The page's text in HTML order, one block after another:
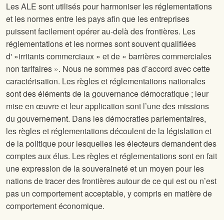
Les ALE sont utilisés pour harmoniser les réglementations
et les normes entre les pays afin que les entreprises
puissent facilement opérer au-delà des frontières. Les
réglementations et les normes sont souvent qualifiées
d' »irritants commerciaux » et de « barrières commerciales
non tarifaires ». Nous ne sommes pas d’accord avec cette
caractérisation. Les règles et réglementations nationales
sont des éléments de la gouvernance démocratique ; leur
mise en œuvre et leur application sont l’une des missions
du gouvernement. Dans les démocraties parlementaires,
les règles et réglementations découlent de la législation et
de la politique pour lesquelles les électeurs demandent des
comptes aux élus. Les règles et réglementations sont en fait
une expression de la souveraineté et un moyen pour les
nations de tracer des frontières autour de ce qui est ou n’est
pas un comportement acceptable, y compris en matière de
comportement économique.